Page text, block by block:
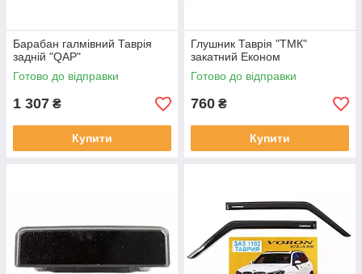
Барабан галмівний Таврія
задній "QAP"
Готово до відправки
1 307 ₴
Купити
Глушник Таврія "ТМК"
закатний Економ
Готово до відправки
760 ₴
Купити